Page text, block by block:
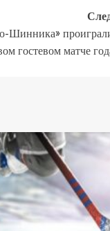
Шинника»
гостевом матче